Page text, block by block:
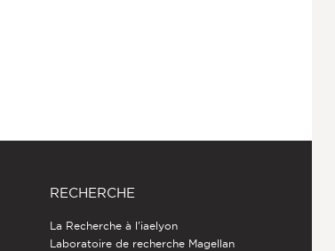
RECHERCHE
La Recherche à l'iaelyon
Laboratoire de recherche Magellan